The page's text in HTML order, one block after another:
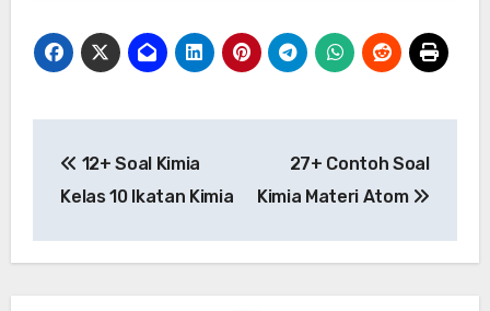
navigation
12+ Soal Kimia
Kelas 10 Ikatan Kimia
27+ Contoh Soal
Kimia Materi Atom